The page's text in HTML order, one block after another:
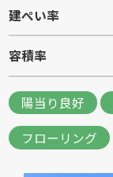
建ぺい率
容積率
陽当り良好
フローリング